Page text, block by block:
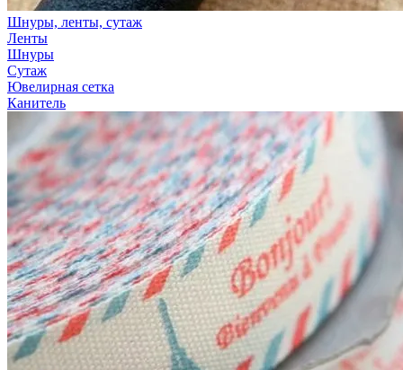
Шнуры, ленты, сутаж
Ленты
Шнуры
Сутаж
Ювелирная сетка
Канитель